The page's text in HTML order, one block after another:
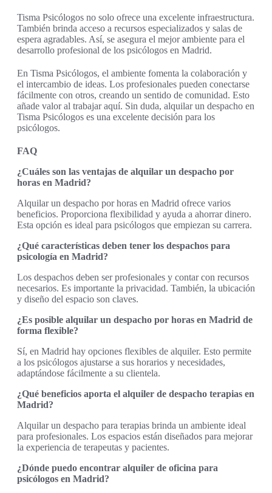
Tisma Psicólogos no solo ofrece una excelente infraestructura.
También brinda acceso a recursos especializados y salas de
espera agradables. Así, se asegura el mejor ambiente para el
desarrollo profesional de los psicólogos en Madrid.
En Tisma Psicólogos, el ambiente fomenta la colaboración y
el intercambio de ideas. Los profesionales pueden conectarse
fácilmente con otros, creando un sentido de comunidad. Esto
añade valor al trabajar aquí. Sin duda, alquilar un despacho en
Tisma Psicólogos es una excelente decisión para los
psicólogos.
FAQ
¿Cuáles son las ventajas de alquilar un despacho por
horas en Madrid?
Alquilar un despacho por horas en Madrid ofrece varios
beneficios. Proporciona flexibilidad y ayuda a ahorrar dinero.
Esta opción es ideal para psicólogos que empiezan su carrera.
¿Qué características deben tener los despachos para
psicología en Madrid?
Los despachos deben ser profesionales y contar con recursos
necesarios. Es importante la privacidad. También, la ubicación
y diseño del espacio son claves.
¿Es posible alquilar un despacho por horas en Madrid de
forma flexible?
Sí, en Madrid hay opciones flexibles de alquiler. Esto permite
a los psicólogos ajustarse a sus horarios y necesidades,
adaptándose fácilmente a su clientela.
¿Qué beneficios aporta el alquiler de despacho terapias en
Madrid?
Alquilar un despacho para terapias brinda un ambiente ideal
para profesionales. Los espacios están diseñados para mejorar
la experiencia de terapeutas y pacientes.
¿Dónde puedo encontrar alquiler de oficina para
psicólogos en Madrid?